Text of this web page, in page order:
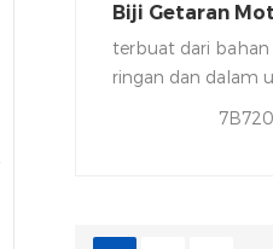
Biji Getaran
Sikat Gigi
terbuat dari bahan
ringan dan dalam
7B720